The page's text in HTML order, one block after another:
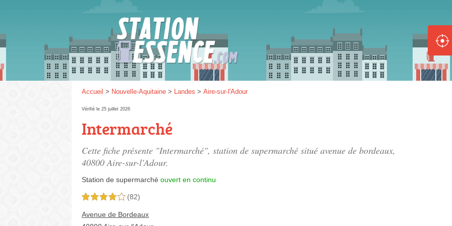
Accueil > Nouvelle-Aquitaine > Landes > Aire-sur-l'Adour
Vérifié le 25 juillet 2026
Intermarché
Cette fiche présente "Intermarché", station de supermarché situé avenue de bordeaux,
40800 Aire-sur-l'Adour.
Station de supermarché ouvert en continu
4,0 étoiles sur 5 (82)
Avenue de Bordeaux
Gazole :
Disponible Épuisé
SP 98 :
Disponible Épuisé